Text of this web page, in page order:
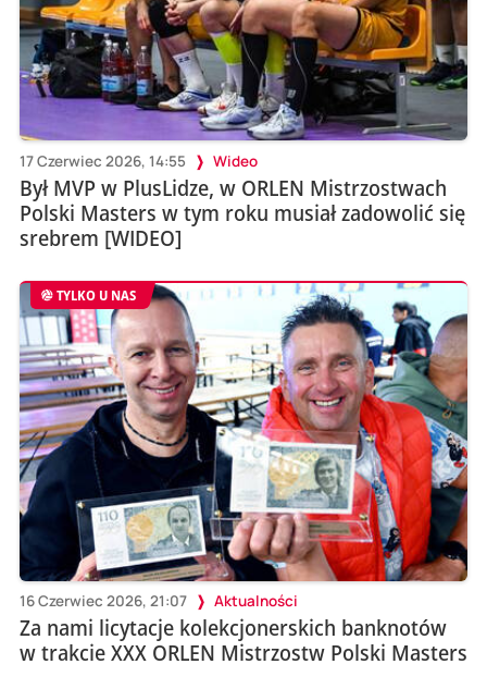
17 Czerwiec 2026, 14:55 Wideo
Był MVP w PlusLidze, w ORLEN Mistrzostwach
Polski Masters w tym roku musiał zadowolić się
srebrem [WIDEO]
TYLKO U NAS
16 Czerwiec 2026, 21:07 Aktualności
Za nami licytacje kolekcjonerskich banknotów
w trakcie XXX ORLEN Mistrzostw Polski Masters